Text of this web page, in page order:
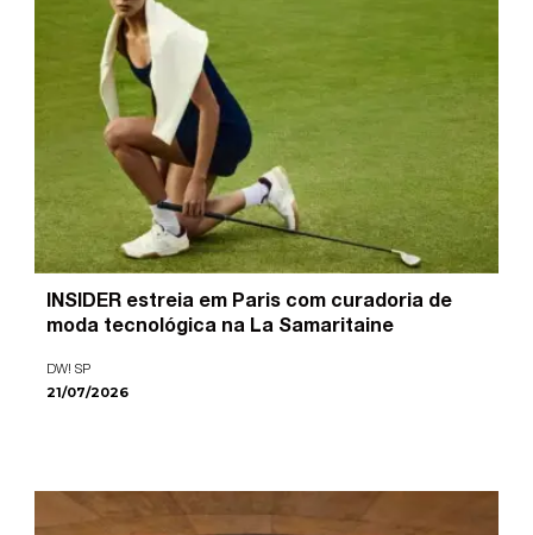
INSIDER estreia em Paris com curadoria de
moda tecnológica na La Samaritaine
DW! SP
21/07/2026